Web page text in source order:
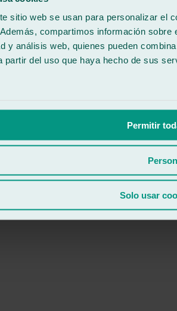
sitio web se usan para personalizar el
compartimos información
y análisis web, quienes pueden
partir del uso que haya hecho de sus
Permitir
Solo usar